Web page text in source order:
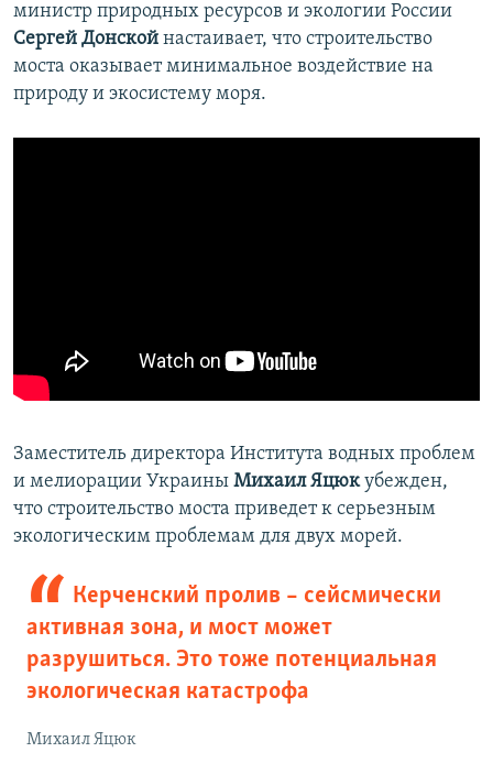
министр природных ресурсов и экологии России
Сергей Донской настаивает, что строительство
моста оказывает минимальное воздействие на
природу и экосистему моря.
Заместитель директора Института водных проблем
и мелиорации Украины Михаил Яцюкубежден,
что строительство моста приведет к серьезным
экологическим проблемам для двух морей.
Керченский пролив – сейсмически
активная зона, и мост может
разрушиться. Это тоже потенциальная
экологическая катастрофа
Михаил Яцюк